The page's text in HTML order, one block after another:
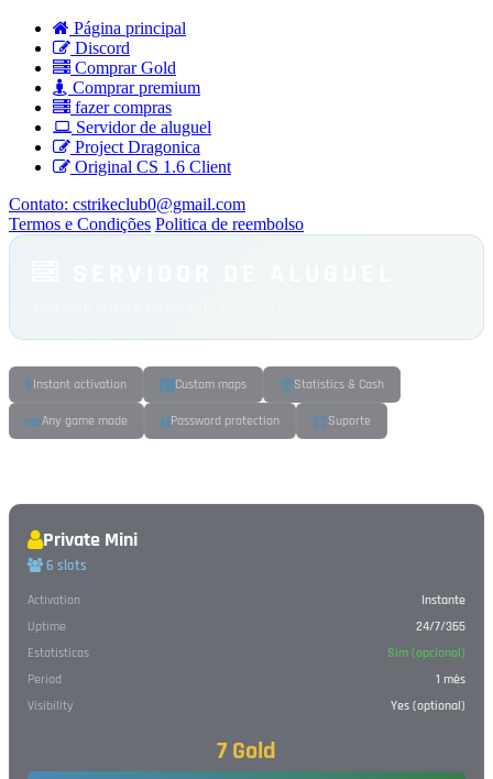
Página principal
Discord
Comprar Gold
Comprar premium
fazer compras
Servidor de aluguel
Project Dragonica
Original CS 1.6 Client
Contato: cstrikeclub0@gmail.com
Termos e Condições Politica de reembolso
Instant activation Custom maps Statistics & Cash
Any game mode Password protection Suporte
Private Mini
6 slots
Activation
Instante
Uptime
24/7/365
Estatisticas
Sim (opcional)
Period
1 mês
Visibility
Yes (optional)
7 Gold